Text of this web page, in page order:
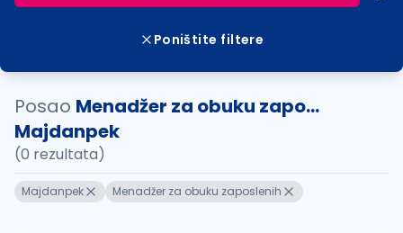
Poništite filtere
Posao Menadžer za obuku zapo...
Majdanpek
(0 rezultata)
Majdanpek Menadžer za obuku zaposlenih